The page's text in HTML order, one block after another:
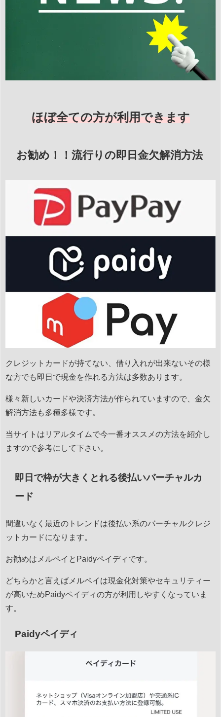
ほぼ全ての方が利用できます
お勧め！！流行りの即日金欠解消方法
クレジットカードが持てない、借り入れが出来ないその様
な方でも即日で現金を作れる方法は多数あります。
様々新しいカードや決済方法が作られていますので、金欠
解消方法も多種多様です。
当サイトはリアルタイムで今一番オススメの方法を紹介し
ますので参考にして下さい。
即日で枠が大きくとれる後払いバーチャルカ
ード
間違いなく最近のトレンドは後払い系のバーチャルクレジ
ットカードになります。
お勧めはメルペイとPaidyペイディです。
どちらかと言えばメルペイは現金化対策やセキュリティー
が高いためPaidyペイディの方が利用しやすくなっていま
す。
Paidyペイディ